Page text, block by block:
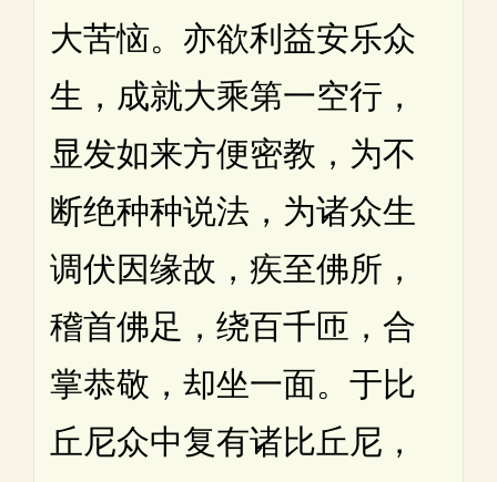
大苦恼。亦欲利益安乐众
生，成就大乘第一空行，
显发如来方便密教，为不
断绝种种说法，为诸众生
调伏因缘故，疾至佛所，
稽首佛足，绕百千匝，合
掌恭敬，却坐一面。于比
丘尼众中复有诸比丘尼，